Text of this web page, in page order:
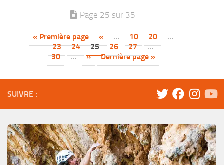
Page 25 sur 35
« Première page « … 10 20
…
23
24 25 26 27
…
30
… » Dernière page »
SUIVRE :